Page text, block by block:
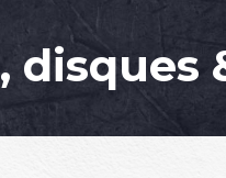
disques